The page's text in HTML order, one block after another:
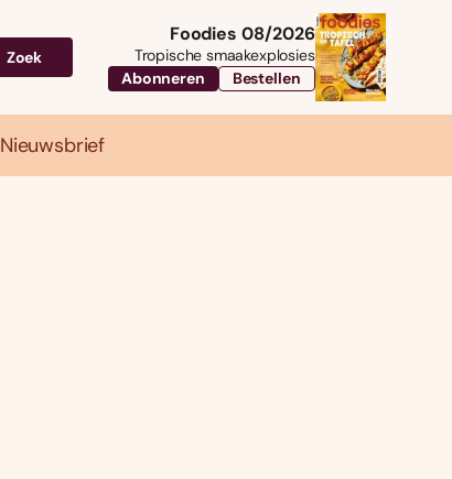
Zoek
Foodies 08/2026
Tropische smaakexplosies
Abonneren
Bestellen
Nieuwsbrief